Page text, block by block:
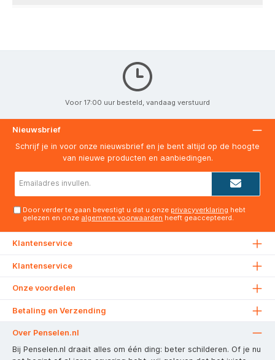
Voor 17:00 uur besteld, vandaag verstuurd
Nieuwsbrief
Schrijf je in voor onze nieuwsbrief en je bent altijd op de hoogte
van nieuwe producten en aanbiedingen.
Door verder te gaan bevestigt u dat u onze privacyverklaring hebt
gelezen en onze algemene voorwaarden heeft geaccepteerd.
Klantenservice
Klantenservice
Onze voordelen
Betaling en Verzending
Over Penselen.nl
Bij Penselen.nl draait alles om één ding: beter schilderen. Of je nu